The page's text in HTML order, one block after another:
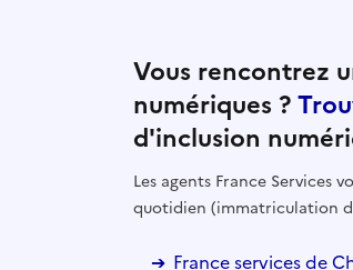
Vous rencontrez
numériques ?
d'inclusion
Les agents France Services
quotidien (immatriculation
France services de